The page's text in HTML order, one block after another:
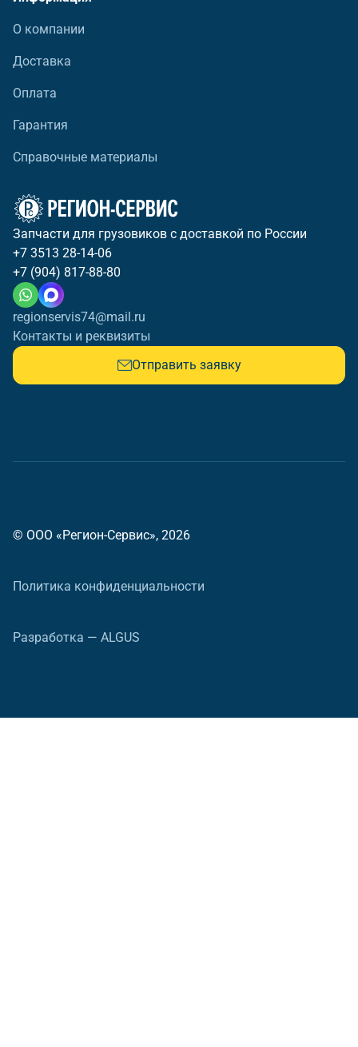
О компании
Доставка
Оплата
Гарантия
Справочные материалы
Запчасти для грузовиков с доставкой по России
+7 3513 28-14-06
+7 (904) 817-88-80
regionservis74@mail.ru
Контакты и реквизиты
Отправить заявку
© ООО «Регион-Сервис», 2026
Политика конфиденциальности
Разработка — ALGUS